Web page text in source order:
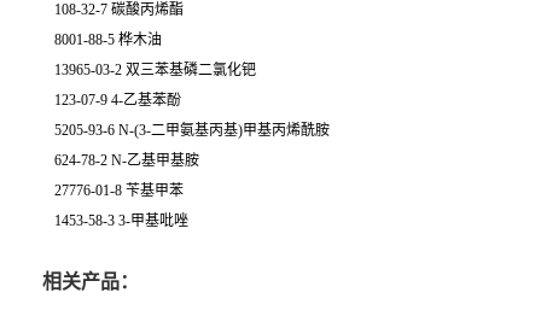
108-32-7 碳酸丙烯酯
8001-88-5 桦木油
13965-03-2 双三苯基磷二氯化钯
123-07-9 4-乙基苯酚
5205-93-6 N-(3-二甲氨基丙基)甲基丙烯酰胺
624-78-2 N-乙基甲基胺
27776-01-8 苄基甲苯
1453-58-3 3-甲基吡唑
相关产品：